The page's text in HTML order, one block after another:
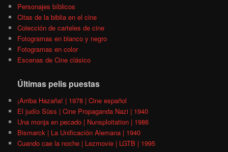
Personajes bíblicos
Citas de la biblia en el cine
Colección de carteles de cine
Fotogramas en blanco y negro
Fotogramas en color
Escenas de Cine clásico
Últimas pelis puestas
¡Arriba Hazaña! | 1978 | Cine español
El judío Süss | Cine Propaganda Nazi | 1940
Una monja en pecado | Nunsploitation | 1986
Bismarck | La Unificación Alemana | 1940
Cuando cae la noche | Lezmovie | LGTB | 1995